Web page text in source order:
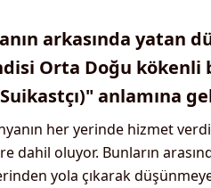
arkasında yatan
Orta Doğu kökenli
anlamına
her yerinde hizmet
dahil oluyor. Bunların
yola çıkarak